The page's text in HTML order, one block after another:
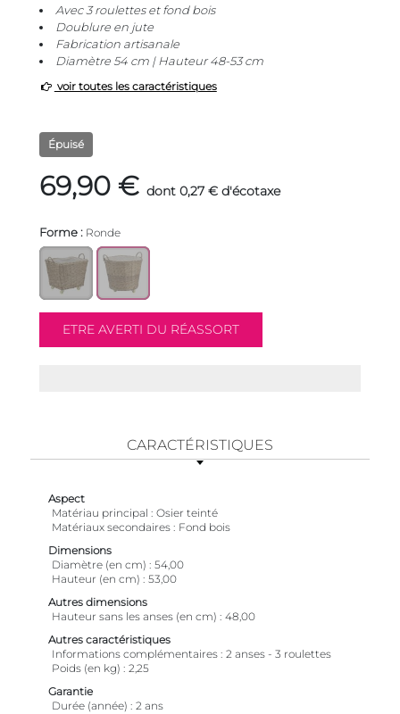
Avec 3 roulettes et fond bois
Doublure en jute
Fabrication artisanale
Diamètre 54 cm | Hauteur 48-53 cm
voir toutes les caractéristiques
Épuisé
69,90 € dont 0,27 € d'écotaxe
Forme : Ronde
CARACTÉRISTIQUES
Aspect
Matériau principal
Osier teinté
Matériaux secondaires
Fond bois
Dimensions
Diamètre (en cm)
54,00
Hauteur (en cm)
53,00
Autres dimensions
Hauteur sans les anses (en cm)
48,00
Autres caractéristiques
Informations complémentaires 2 anses - 3 roulettes
Poids (en kg)
2,25
Garantie
Durée (année)
2 ans